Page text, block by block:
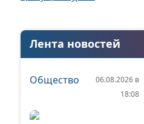
Лента новостей
Общество
06.08.2026 в
18:08